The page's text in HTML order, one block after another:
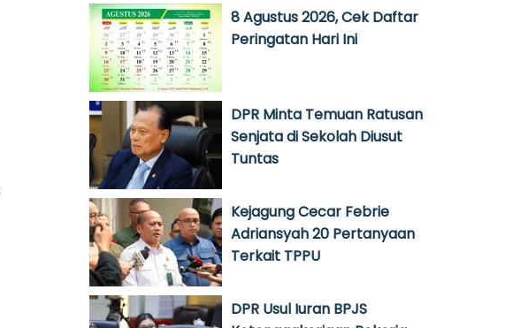
8 Agustus 2026, Cek Daftar
Peringatan Hari Ini
DPR Minta Temuan Ratusan
Senjata di Sekolah Diusut
Tuntas
Kejagung Cecar Febrie
Adriansyah 20 Pertanyaan
Terkait TPPU
DPR Usul Iuran BPJS